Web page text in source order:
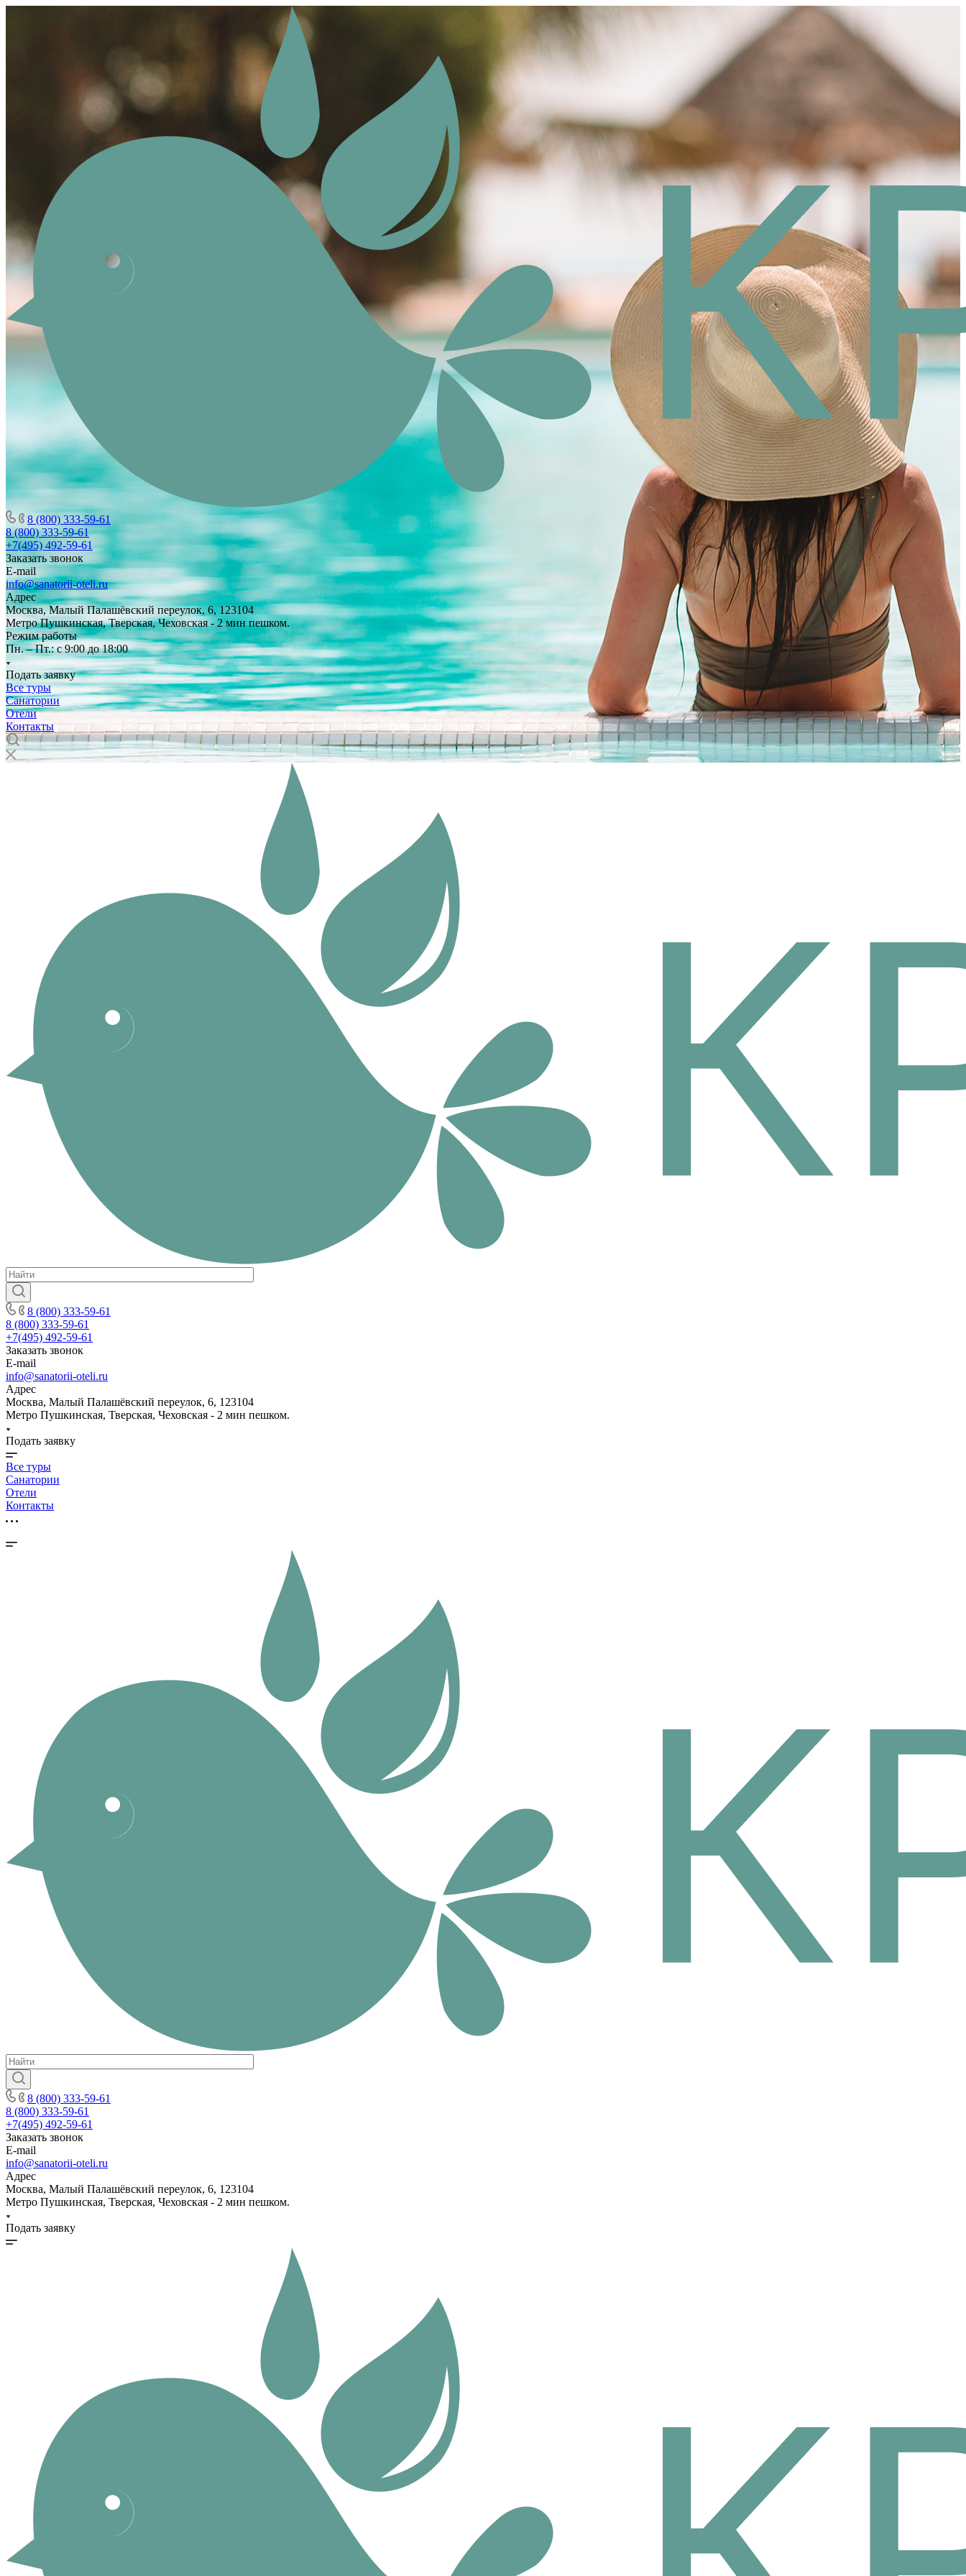
8 (800) 333-59-61
8 (800) 333-59-61
+7(495) 492-59-61
Заказать звонок
E-mail
info@sanatorii-oteli.ru
Адрес
Москва, Малый Палашёвский переулок, 6, 123104
Метро Пушкинская, Тверская, Чеховская - 2 мин пешком.
Режим работы
Пн. – Пт.: с 9:00 до 18:00
Подать заявку
Все туры
Санатории
Отели
Контакты
8 (800) 333-59-61
8 (800) 333-59-61
+7(495) 492-59-61
Заказать звонок
E-mail
info@sanatorii-oteli.ru
Адрес
Москва, Малый Палашёвский переулок, 6, 123104
Метро Пушкинская, Тверская, Чеховская - 2 мин пешком.
Подать заявку
Все туры
Санатории
Отели
Контакты
8 (800) 333-59-61
8 (800) 333-59-61
+7(495) 492-59-61
Заказать звонок
E-mail
info@sanatorii-oteli.ru
Адрес
Москва, Малый Палашёвский переулок, 6, 123104
Метро Пушкинская, Тверская, Чеховская - 2 мин пешком.
Подать заявку